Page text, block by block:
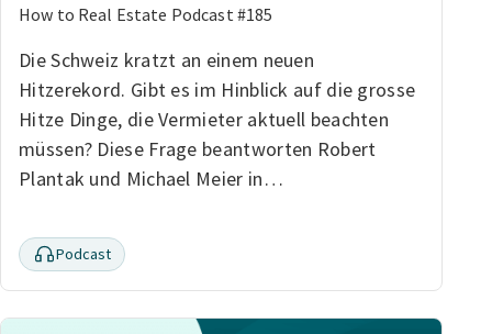
How to Real Estate Podcast #185
Die Schweiz kratzt an einem neuen
Hitzerekord. Gibt es im Hinblick auf die grosse
Hitze Dinge, die Vermieter aktuell beachten
müssen? Diese Frage beantworten Robert
Plantak und Michael Meier in…
Podcast